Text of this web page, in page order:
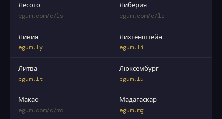
Лесото
egum.com/c/ls
Либерия
egum.com/c/lr
Ливия
egum.ly
Лихтенштейн
egum.li
Литва
egum.lt
Люксембург
egum.lu
Макао
egum.com/c/mo
Мадагаскар
egum.mg